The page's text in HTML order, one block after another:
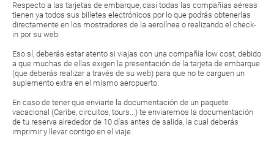
Respecto a las tarjetas de embarque, casi todas las compañías aéreas
tienen ya todos sus billetes electrónicos por lo que podrás obtenerlas
directamente en los mostradores de la aerolínea o realizando el check-
in por su web.
Eso sí, deberás estar atento si viajas con una compañía low cost, debido
a que muchas de ellas exigen la presentación de la tarjeta de embarque
(que deberás realizar a través de su web) para que no te carguen un
suplemento extra en el mismo aeropuerto.
En caso de tener que enviarte la documentación de un paquete
vacacional (Caribe, circuitos, tours...) te enviaremos la documentación
de tu reserva alrededor de 10 días antes de salida, la cual deberás
imprimir y llevar contigo en el viaje.